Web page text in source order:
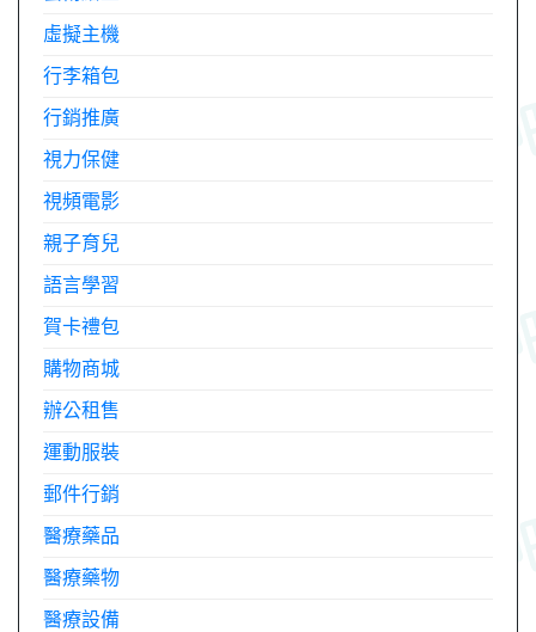
虛擬主機
行李箱包
行銷推廣
視力保健
視頻電影
親子育兒
語言學習
賀卡禮包
購物商城
辦公租售
運動服裝
郵件行銷
醫療藥品
醫療藥物
醫療設備